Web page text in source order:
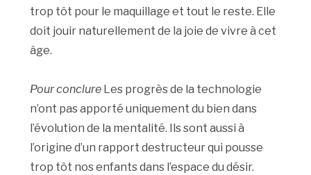
trop tôt pour le maquillage et tout le reste. Elle
doit jouir naturellement de la joie de vivre à cet
âge.
Pour conclure Les progrès de la technologie
n’ont pas apporté uniquement du bien dans
l’évolution de la mentalité. Ils sont aussi à
l’origine d’un rapport destructeur qui pousse
trop tôt nos enfants dans l’espace du désir.